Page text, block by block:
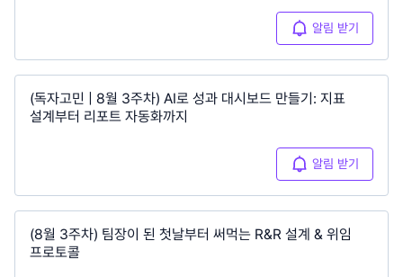
알림 받기
(독자고민 | 8월 3주차) AI로 성과 대시보드 만들기: 지표
설계부터 리포트 자동화까지
알림 받기
(8월 3주차) 팀장이 된 첫날부터 써먹는 R&R 설계 & 위임
프로토콜